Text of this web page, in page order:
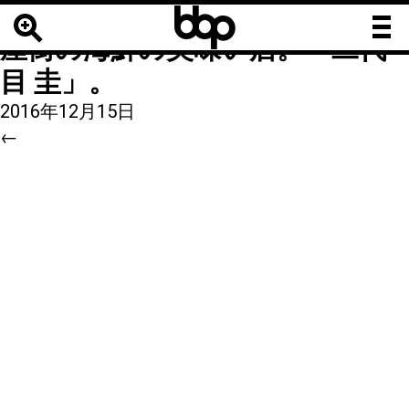
bbb
9| ←
上野湯島、仲町通りの飲み
屋街の海鮮の美味い店。「二代
目 圭」。
2016年12月15日
←